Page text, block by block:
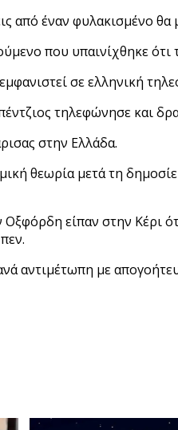
από έναν
που υπαινίχθηκε
σε ελληνική
τηλεφώνησε και
στην Ελλάδα.
θεωρία μετά τη
είπαν στην
αντιμέτωπη με